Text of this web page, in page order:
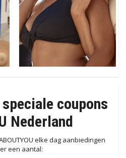
coupons
Nederland
elke dag aanbiedingen
een aantal: